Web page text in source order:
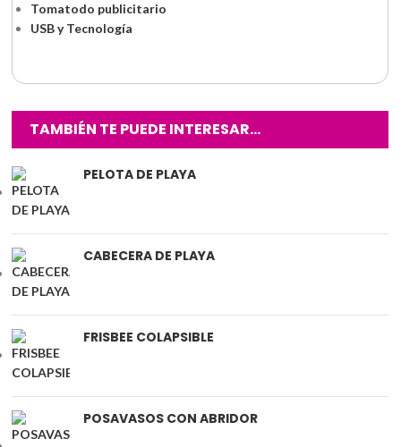
Tomatodo publicitario
USB y Tecnología
TAMBIÉN TE PUEDE INTERESAR…
PELOTA DE PLAYA
CABECERA DE PLAYA
FRISBEE COLAPSIBLE
POSAVASOS CON ABRIDOR